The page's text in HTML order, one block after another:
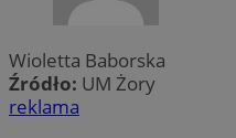
Wioletta Baborska
Źródło: UM Żory
reklama